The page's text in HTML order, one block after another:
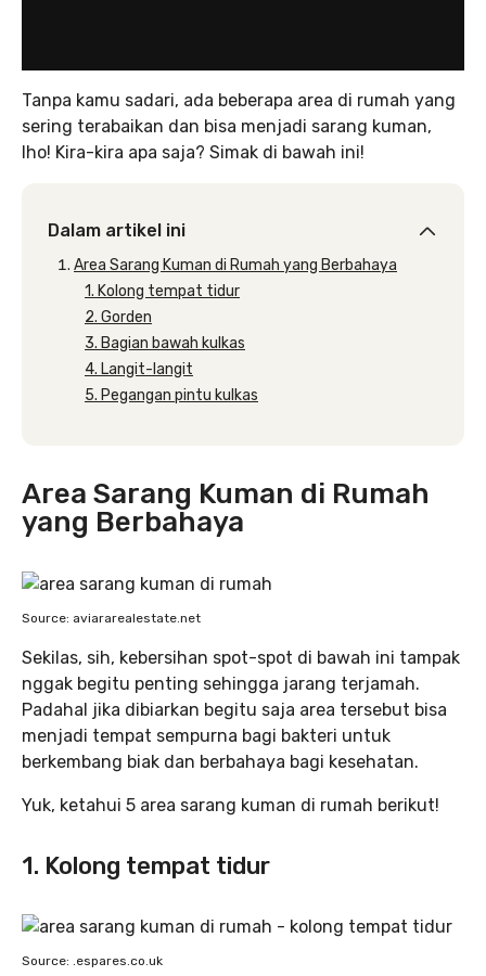
Tanpa kamu sadari, ada beberapa area di rumah yang
sering terabaikan dan bisa menjadi sarang kuman,
lho! Kira-kira apa saja? Simak di bawah ini!
Dalam artikel ini
Area Sarang Kuman di Rumah yang Berbahaya
1. Kolong tempat tidur
2. Gorden
3. Bagian bawah kulkas
4. Langit-langit
5. Pegangan pintu kulkas
Area Sarang Kuman di Rumah
yang Berbahaya
Source: aviararealestate.net
Sekilas, sih, kebersihan spot-spot di bawah ini tampak
nggak begitu penting sehingga jarang terjamah.
Padahal jika dibiarkan begitu saja area tersebut bisa
menjadi tempat sempurna bagi bakteri untuk
berkembang biak dan berbahaya bagi kesehatan.
Yuk, ketahui 5 area sarang kuman di rumah berikut!
1. Kolong tempat tidur
Source: .espares.co.uk